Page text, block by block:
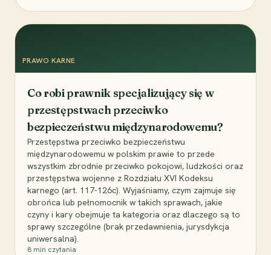
PRAWO KARNE
Co robi prawnik specjalizujący się w
przestępstwach przeciwko
bezpieczeństwu międzynarodowemu?
Przestępstwa przeciwko bezpieczeństwu
międzynarodowemu w polskim prawie to przede
wszystkim zbrodnie przeciwko pokojowi, ludzkości oraz
przestępstwa wojenne z Rozdziału XVI Kodeksu
karnego (art. 117-126c). Wyjaśniamy, czym zajmuje się
obrońca lub pełnomocnik w takich sprawach, jakie
czyny i kary obejmuje ta kategoria oraz dlaczego są to
sprawy szczególne (brak przedawnienia, jurysdykcja
uniwersalna).
8 min czytania